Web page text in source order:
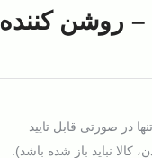
روشن کننده
در صورتی قابل تایید
نباید باز شده باشد).